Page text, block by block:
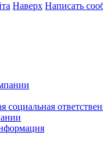
Наверх Написать
социальная